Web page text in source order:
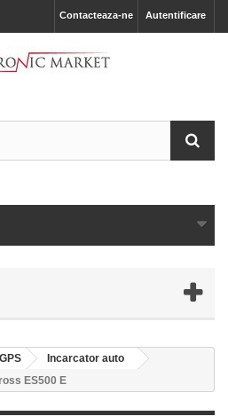
Autentificare
Contacteaza-ne
Incarcator auto
ES500 E